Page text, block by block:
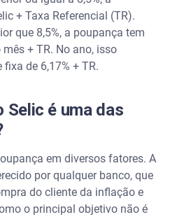
+ Taxa Referencial (TR).
que 8,5%, a poupança tem
+ TR. No ano, isso
de 6,17% + TR.
Selic é uma das
em diversos fatores. A
por qualquer banco, que
do cliente da inflação e
o principal objetivo não é